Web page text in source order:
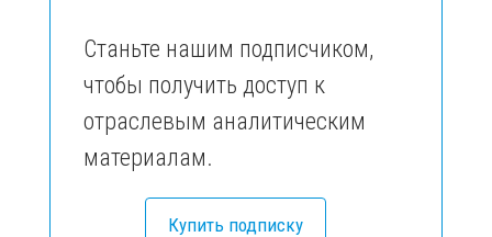
Станьте нашим подписчиком,
чтобы получить доступ к
отраслевым аналитическим
материалам.
Купить подписку